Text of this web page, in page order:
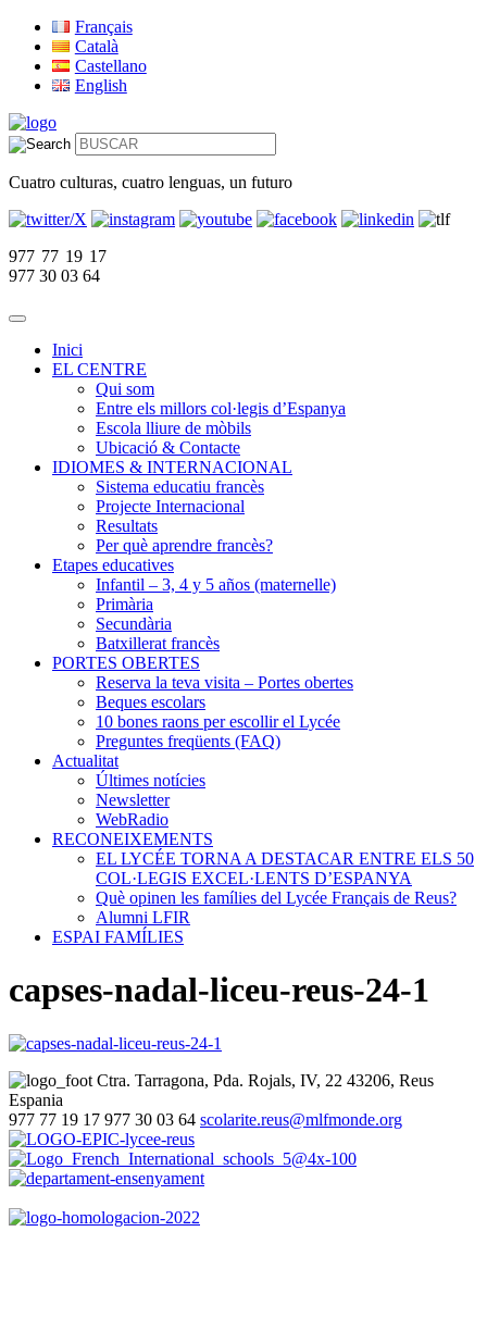
Français
Català
Castellano
English
Cuatro culturas, cuatro lenguas, un futuro
977 77 19 17
977 30 03 64
Inici
EL CENTRE
Qui som
Entre els millors col·legis d’Espanya
Escola lliure de mòbils
Ubicació & Contacte
IDIOMES & INTERNACIONAL
Sistema educatiu francès
Projecte Internacional
Resultats
Per què aprendre francès?
Etapes educatives
Infantil – 3, 4 y 5 años (maternelle)
Primària
Secundària
Batxillerat francès
PORTES OBERTES
Reserva la teva visita – Portes obertes
Beques escolars
10 bones raons per escollir el Lycée
Preguntes freqüents (FAQ)
Actualitat
Últimes notícies
Newsletter
WebRadio
RECONEIXEMENTS
EL LYCÉE TORNA A DESTACAR ENTRE ELS 50
COL·LEGIS EXCEL·LENTS D’ESPANYA
Què opinen les famílies del Lycée Français de Reus?
Alumni LFIR
ESPAI FAMÍLIES
capses-nadal-liceu-reus-24-1
Ctra. Tarragona, Pda. Rojals, IV, 22 43206, Reus
Espania
977 77 19 17 977 30 03 64 scolarite.reus@mlfmonde.org